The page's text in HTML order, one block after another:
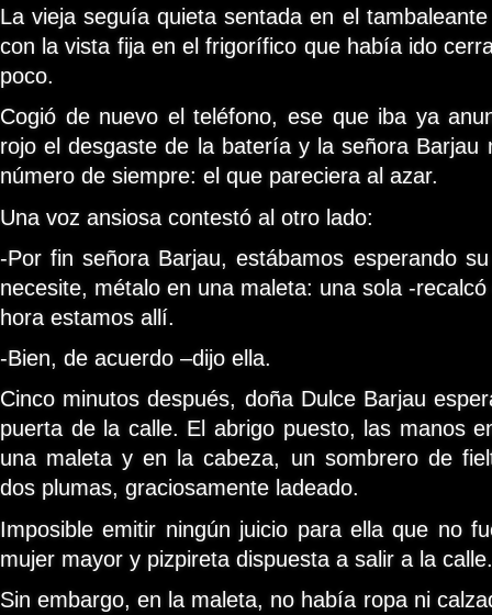
La vieja seguía quieta sentada en el
con la vista fija en el frigorífico que había ido
poco.
Cogió de nuevo el teléfono, ese que iba ya
rojo el desgaste de la batería y la señora Barjau
número de siempre: el que pareciera al azar.
Una voz ansiosa contestó al otro lado:
-Por fin señora Barjau, estábamos esperando
necesite, métalo en una maleta: una sola -
hora estamos allí.
-Bien, de acuerdo –dijo ella.
Cinco minutos después, doña Dulce Barjau
puerta de la calle. El abrigo puesto, las manos
una maleta y en la cabeza, un sombrero de
dos plumas, graciosamente ladeado.
Imposible emitir ningún juicio para ella que no
mujer mayor y pizpireta dispuesta a salir a la calle.
Sin embargo, en la maleta, no había ropa ni